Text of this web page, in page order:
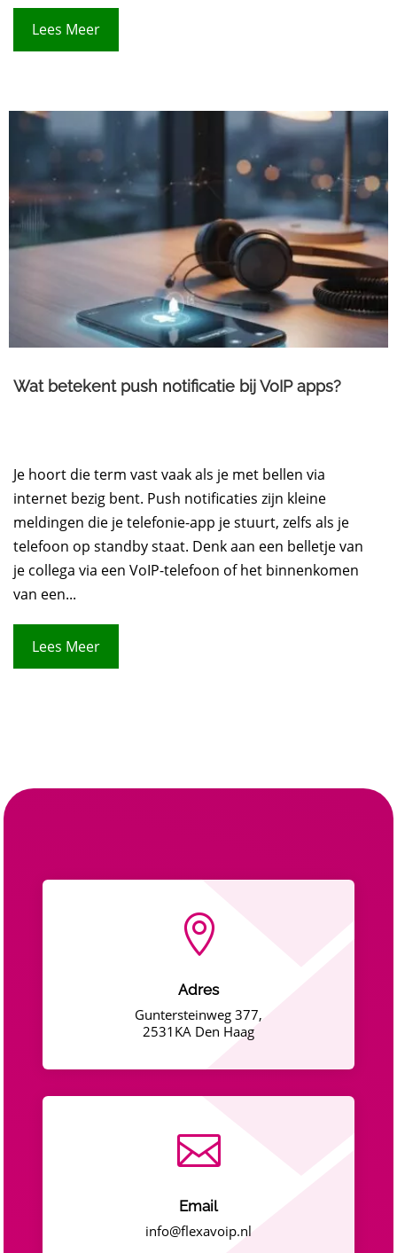
Lees Meer
Wat betekent push notificatie bij VoIP apps?
Je hoort die term vast vaak als je met bellen via
internet bezig bent. Push notificaties zijn kleine
meldingen die je telefonie-app je stuurt, zelfs als je
telefoon op standby staat. Denk aan een belletje van
je collega via een VoIP-telefoon of het binnenkomen
van een...
Lees Meer

Adres
Guntersteinweg 377,
2531KA Den Haag

Email
info@flexavoip.nl